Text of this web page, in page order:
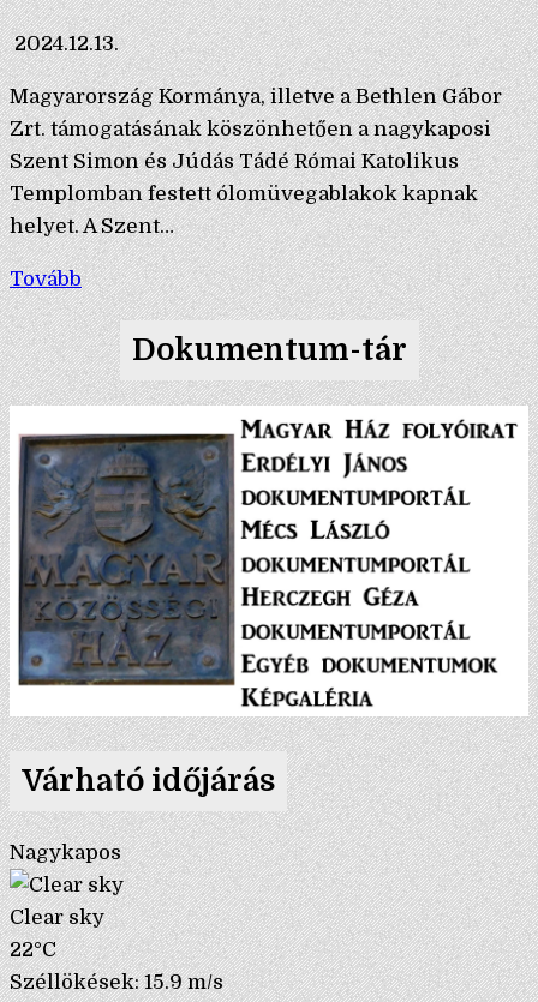
2024.12.13.
Magyarország Kormánya, illetve a Bethlen Gábor
Zrt. támogatásának köszönhetően a nagykaposi
Szent Simon és Júdás Tádé Római Katolikus
Templomban festett ólomüvegablakok kapnak
helyet. A Szent…
Tovább
Dokumentum-tár
Várható időjárás
Nagykapos
Clear sky
22°C
Széllökések: 15.9 m/s